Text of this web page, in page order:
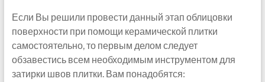
Если Вы решили провести данный этап облицовки
поверхности при помощи керамической плитки
самостоятельно, то первым делом следует
обзавестись всем необходимым инструментом для
затирки швов плитки. Вам понадобятся: